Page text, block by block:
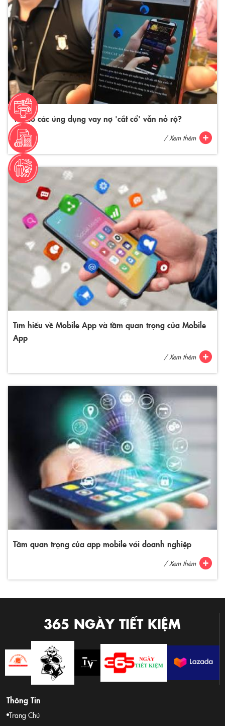
Vì sao các ứng dụng vay nợ 'cắt cổ' vẫn nở rộ?
/ Xem thêm
Tìm hiểu về Mobile App và tầm quan trọng của Mobile
App
/ Xem thêm
Tầm quan trọng của app mobile với doanh nghiệp
/ Xem thêm
365 NGÀY TIẾT KIỆM
Thông Tin
Trang Chủ